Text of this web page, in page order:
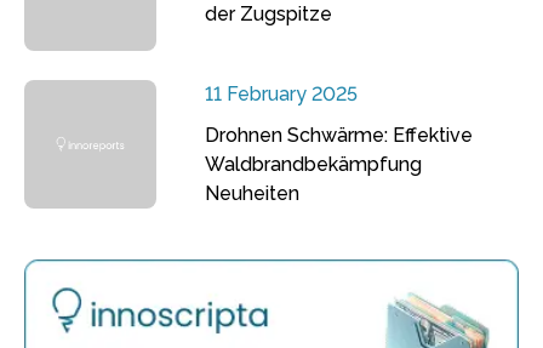
der Zugspitze
11 February 2025
Drohnen Schwärme: Effektive
Waldbrandbekämpfung
Neuheiten